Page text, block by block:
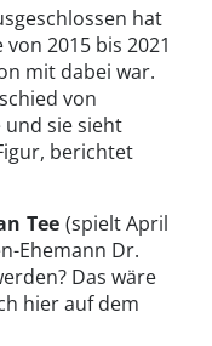
hat
von 2015 bis 2021
mit dabei war.
von
und sie sieht
berichtet
Tee (spielt April
Ehemann Dr.
Das wäre
hier auf dem